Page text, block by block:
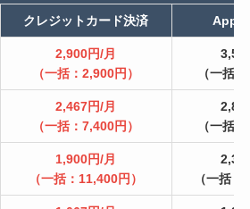
クレジットカード決済 Apple
2,900円/月
（一括：2,900円）
（一括
2,467円/月
（一括：7,400円）
（一括
1,900円/月
（一括：11,400円）
（一括